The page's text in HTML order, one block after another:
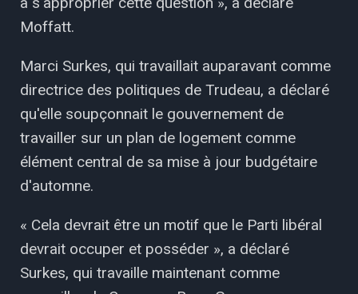
Moffatt.
Marci Surkes, qui travaillait auparavant comme
directrice des politiques de Trudeau, a déclaré
qu'elle soupçonnait le gouvernement de
travailler sur un plan de logement comme
élément central de sa mise à jour budgétaire
d'automne.
« Cela devrait être un motif que le Parti libéral
devrait occuper et posséder », a déclaré
Surkes, qui travaille maintenant comme